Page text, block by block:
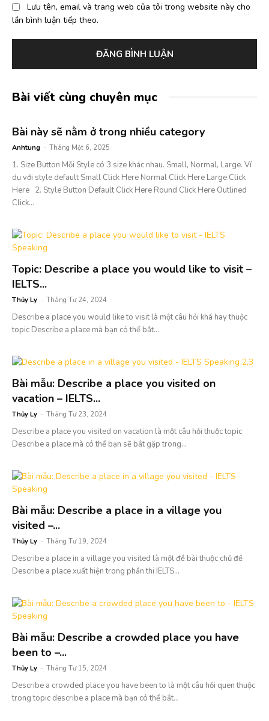
Lưu tên, email và trang web của tôi trong website này cho
lần bình luận tiếp theo.
Bài viết cùng chuyên mục
Bài này sẽ nằm ở trong nhiều category
Anhtung - Tháng Một 6, 2025
1. Size Button Mỗi Style có 3 size khác nhau. Small, Normal, Large. Ví
dụ với style default Small Click Here Normal Click Here Large Click
Here 2. Style Button Default Click Here Round Click Here Outlined
Click...
Topic: Describe a place you would like to visit –
IELTS...
Thủy Ly - Tháng Tư 24, 2024
Describe a place you would like to visit là một câu hỏi khá hay thuộc
topic Describe a place mà bạn có thể bắt...
Bài mẫu: Describe a place you visited on
vacation – IELTS...
Thủy Ly - Tháng Tư 23, 2024
Describe a place you visited on vacation là một câu hỏi thuộc topic
Describe a place mà có thể bạn sẽ bắt gặp trong...
Bài mẫu: Describe a place in a village you
visited –...
Thủy Ly - Tháng Tư 19, 2024
Describe a place in a village you visited là một đề bài thuộc chủ đề
Describe a place xuất hiện trong phần thi IELTS...
Bài mẫu: Describe a crowded place you have
been to –...
Thủy Ly - Tháng Tư 15, 2024
Describe a crowded place you have been to là một câu hỏi quen thuộc
trong topic describe a place mà bạn có thể bắt...